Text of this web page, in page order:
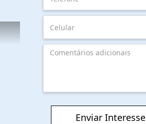
Enviar Interesse